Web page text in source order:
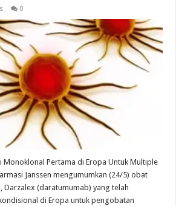
0
Pertama di Eropa Untuk Multiple
Janssen mengumumkan (24/5) obat
Darzalex (daratumumab) yang telah
di Eropa untuk pengobatan